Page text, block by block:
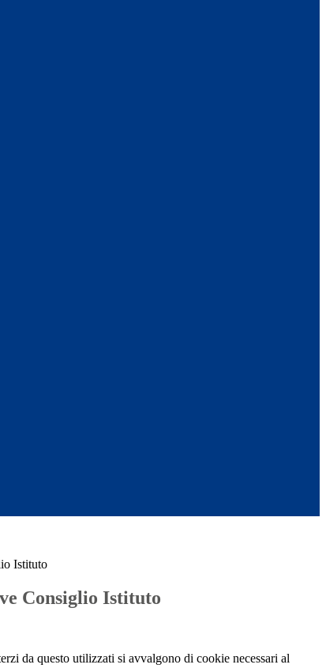
Istituto
Consiglio Istituto
da questo utilizzati si avvalgono di cookie necessari al